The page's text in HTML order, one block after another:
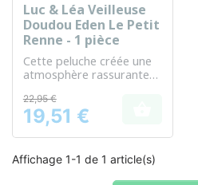
Luc & Léa Veilleuse
Doudou Eden Le Petit
Renne - 1 pièce
Cette peluche créée une
atmosphère rassurante
paisiblement.
Prix
22,95 €
19,51 €
Affichage 1-1 de 1 article(s)